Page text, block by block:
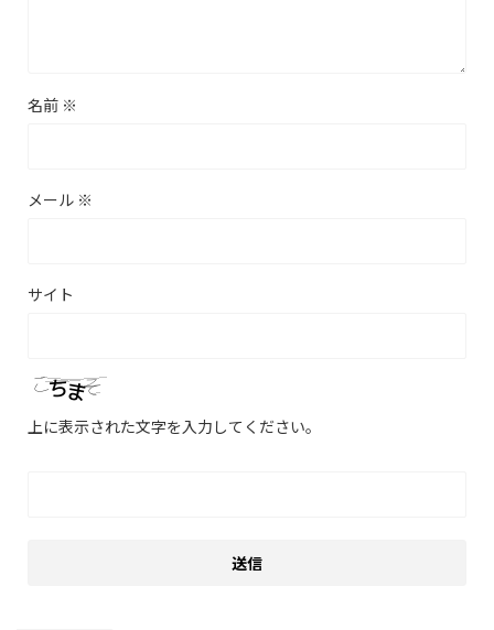
名前 ※
メール ※
サイト
上に表示された文字を入力してください。